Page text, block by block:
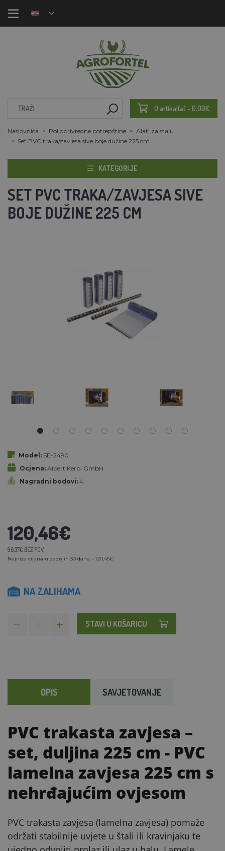
0 artikal(a) - 0,00€
Naslovnica Poljoprivredne potrepštine
Alati za staju
Set PVC traka/zavjesa sive boje dužine 225 cm
KATEGORIJE
SET PVC TRAKA/ZAVJESA SIVE
BOJE DUŽINE 225 CM
Model: SE-2490
Ocjena: Albert Kerbl GmbH
Nagradni bodovi: 4
120,46€
96,37€ BEZ PDV
Najniža cijena u zadnjih 30 dana - 120,46€
NA ZALIHAMA
STAVI U KOŠARICU
OPIS SAVJETOVANJE
PVC trakasta zavjesa –
set, duljina 225 cm - PVC
lamelna zavjesa 225 cm s
nehrđajućim ovjesom
PVC trakasta zavjesa (lamelna zavjesa) pomaže
održati stabilnije uvjete u štali ili kravinjaku te